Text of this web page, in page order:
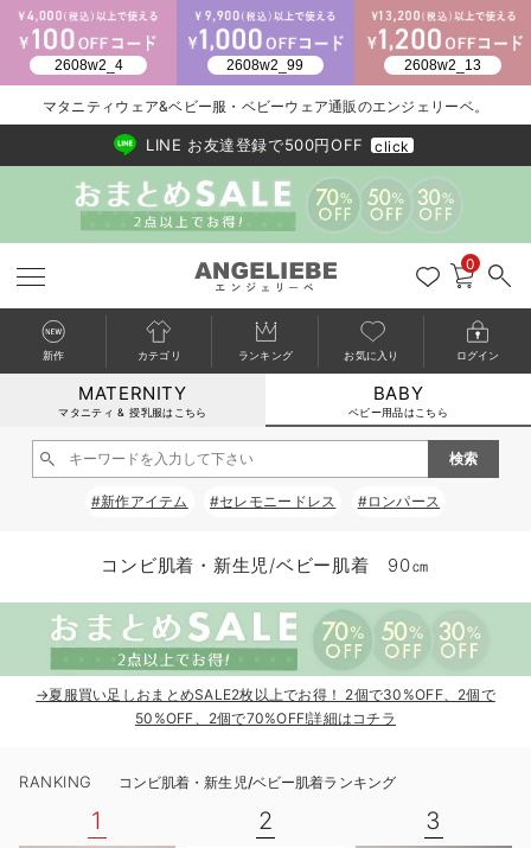
新生児服全て
ベビー服全て
ロンパース・カバーオール
ベビー ブルマ
ベビー スカート
ベビー アウター
ベビー セットアップ
シーズンアイテム全て
ベビー・新生児 寝具全て
ベビーベッド・布団 （ベビー・新生児）
ベビー 雑貨全て
ベビーチェア（ハイローチェア）・ベビーラック
ベビー 雑貨 小物
ベビー安全グッズ
メモリアルグッズ
授乳・調乳・お食事
お出かけグッズ全て
ベビー｜季節の特集全て
猛暑からベビーを守るひんやりグッズ
ベビーの動物なりきり特集
ベビー 夏のお役立ちグッズ特集
袴ロンパース特集
アウトレット全て
【アウトレット】ワンピース
【アウトレット】パジャマ
【アウトレット】インナー
特集全て
抗菌防臭加工
コットン素材
冷房対策
Tシャツブラ
ブラトップ
再入荷全て
再入荷｜インナー
戻る
送料無料アイテム全て
ワンピース
スカート
パジャマ
雑貨
ベビー
戻る
ブラキャミ おまとめ
戻る
【37周年祭セール】
【37周年祭セール】
戻る
気温差別オススメア
【15℃】3月下旬～
戻る
動きやすく着回しで
戻る
強撚スムース(コスパ
戻る
マタニティウェア
【おまとめ割】パジ
戻る
こだわりの履き心地
カジュアル
オフィス
戻る
ジャケット派
きれいめ美脚パンツ派
ツィード派
セットアップ派
戻る
出産準備応援割全て
マタニティパジャマ
戻る
【オフィスカジュア
戻る
レギンスタイプ
戻る
【フォーマル】ワン
戻る
【ベビー】長袖
戻る
ハンカチ
短肌着
セット
戻る
快適ウェア10%OFF
快適ウェア10%OFF
戻る
春のマタニティワン
セットアップ・ レイ
ジャンパースカート/
ワーク・オフィス
フォーマル / オケー
あったかアイテム｜
戻る
Gift Selection 出産
〜3,000円（税込）
10,001円（税込）〜
女の子におススメの
定番ギフト
もらって嬉しいギフト
戻る
冬の冷え対策インナ
薄くてあったか
保温&リカバリー
レギンス・タイツ
あったか度◎
裏起毛素材
戻る
入院準備の持ち物チ
入院してすぐ使うグ
戻る
冬のあったか特集全て
【冬のあったか特集
【冬のあったか特集
マタニティウェア&ベビー服・ベビーウェア通販のエンジェリーベ。
2026/NewArrival
送料495円(一部地域を除く) 7,700円以上で送料無料
LINE お友達登録で500円OFF click
0
新作 カテゴリ ランキング お気に入り ログイン
MATERNITY
マタニティ & 授乳服はこちら
BABY
ベビー用品はこちら
#新作アイテム #セレモニードレス #ロンパース
コンビ肌着・新生児/ベビー肌着 90㎝
→夏服買い足しおまとめSALE2枚以上でお得！ 2個で30%OFF、2個で
50%OFF、2個で70%OFF!詳細はコチラ
RANKING コンビ肌着・新生児/ベビー肌着ランキング
1 2 3
カートに入れる
閉じる